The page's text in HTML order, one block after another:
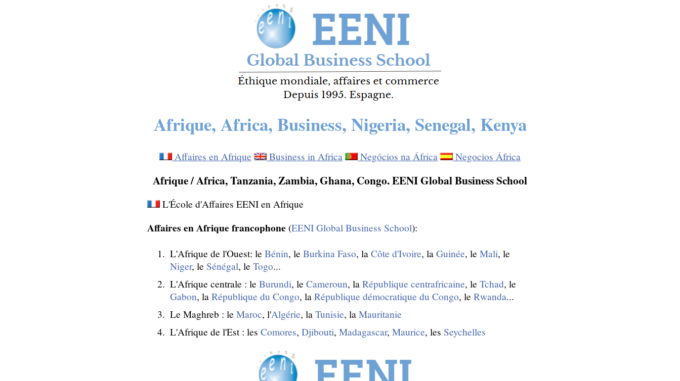
Afrique, Africa, Business, Nigeria, Senegal, Kenya
Affaires en Afrique Business in Africa Negócios na África Negocios África
Afrique / Africa, Tanzania, Zambia, Ghana, Congo. EENI Global Business School
L'École d'Affaires EENI en Afrique
Affaires en Afrique francophone (EENI Global Business School):
L'Afrique de l'Ouest: le Bénin, le Burkina Faso, la Côte d'Ivoire, la Guinée, le Mali, le
Niger, le Sénégal, le Togo...
L'Afrique centrale : le Burundi, le Cameroun, la République centrafricaine, le Tchad, le
Gabon, la République du Congo, la République démocratique du Congo, le Rwanda...
Le Maghreb : le Maroc, l'Algérie, la Tunisie, la Mauritanie
L'Afrique de l'Est : les Comores, Djibouti, Madagascar, Maurice, les Seychelles